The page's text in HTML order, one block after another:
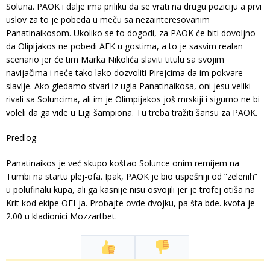
Soluna. PAOK i dalje ima priliku da se vrati na drugu poziciju a prvi
uslov za to je pobeda u meču sa nezainteresovanim
Panatinaikosom. Ukoliko se to dogodi, za PAOK će biti dovoljno
da Olipijakos ne pobedi AEK u gostima, a to je sasvim realan
scenario jer će tim Marka Nikolića slaviti titulu sa svojim
navijačima i neće tako lako dozvoliti Pirejcima da im pokvare
slavlje. Ako gledamo stvari iz ugla Panatinaikosa, oni jesu veliki
rivali sa Soluncima, ali im je Olimpijakos još mrskiji i sigurno ne bi
voleli da ga vide u Ligi šampiona. Tu treba tražiti šansu za PAOK.
Predlog
Panatinaikos je već skupo koštao Solunce onim remijem na
Tumbi na startu plej-ofa. Ipak, PAOK je bio uspešniji od ”zelenih”
u polufinalu kupa, ali ga kasnije nisu osvojili jer je trofej otiša na
Krit kod ekipe OFI-ja. Probajte ovde dvojku, pa šta bde. kvota je
2.00 u kladionici Mozzartbet.